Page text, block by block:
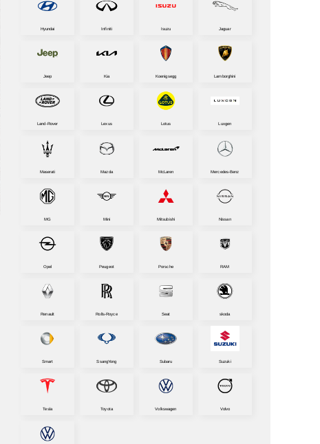
Hyundai Infiniti Isuzu Jaguar
Jeep Kia Koenigsegg Lamborghini
Land-Rover Lexus Lotus Luxgen
Maserati Mazda McLaren Mercedes-Benz
MG Mini Mitsubishi Nissan
Opel Peugeot Porsche RAM
Renault Rolls-Royce Seat skoda
Smart SsangYong Subaru Suzuki
Tesla Toyota Volkswagen Volvo